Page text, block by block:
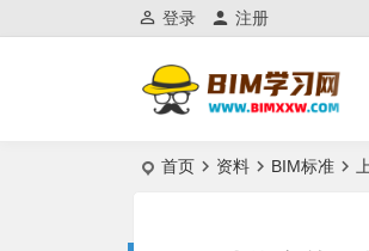
登录 注册
首页 资料 BIM标准